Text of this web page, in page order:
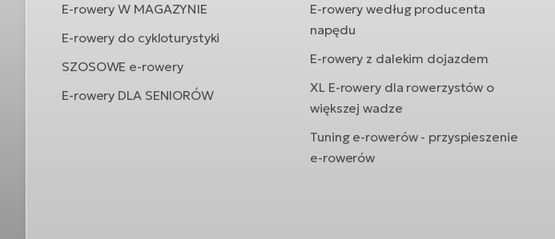
E-rowery W MAGAZYNIE
E-rowery do cykloturystyki
SZOSOWE e-rowery
E-rowery DLA SENIORÓW
E-rowery według producenta
napędu
E-rowery z dalekim dojazdem
XL E-rowery dla rowerzystów o
większej wadze
Tuning e-rowerów - przyspieszenie
e-rowerów